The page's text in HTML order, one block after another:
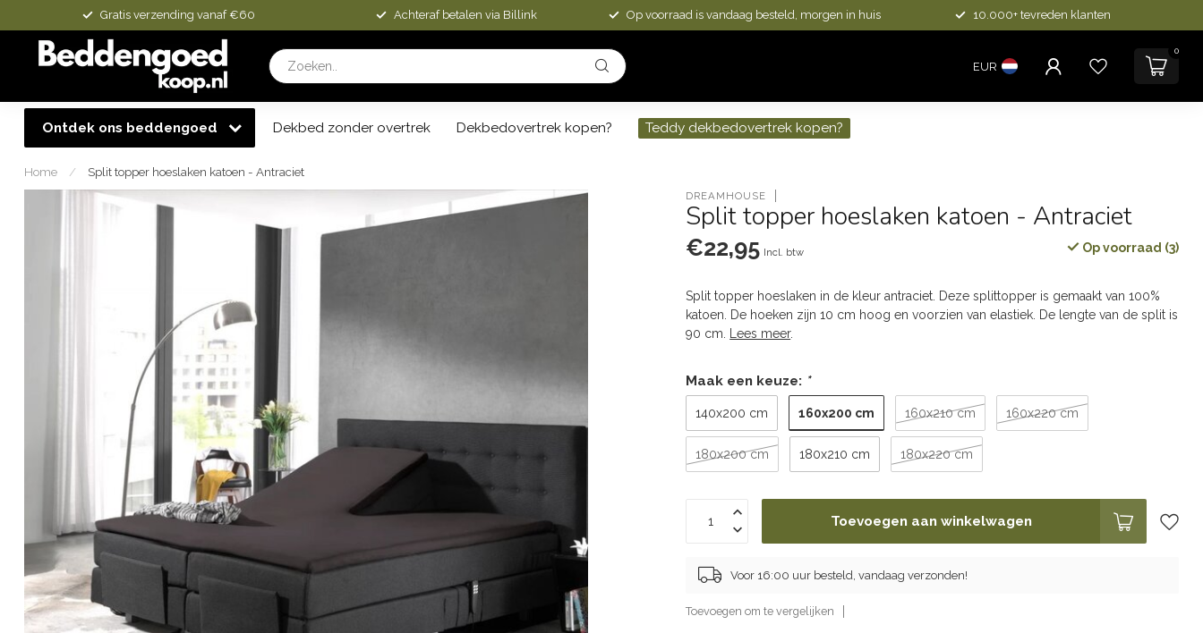
Gratis verzending vanaf €60 Achteraf betalen via Billink Op voorraad is vandaag besteld, morgen in huis 10.000+ tevreden klanten
EUR
0
Ontdek ons beddengoed Dekbed zonder overtrek Dekbedovertrek kopen? Teddy dekbedovertrek kopen?
Home / Split topper hoeslaken katoen - Antraciet
DREAMHOUSE
Split topper hoeslaken katoen - Antraciet
€22,95 Incl. btw Op voorraad (3)
Split topper hoeslaken in de kleur antraciet. Deze splittopper is gemaakt van 100%
katoen. De hoeken zijn 10 cm hoog en voorzien van elastiek. De lengte van de split is
90 cm.
Lees meer.
Maak een keuze: *
140x200 cm 160x200 cm 160x210 cm 160x220 cm
180x200 cm 180x210 cm 180x220 cm
Toevoegen aan winkelwagen
Voor 16:00 uur besteld, vandaag verzonden!
Toevoegen om te vergelijken